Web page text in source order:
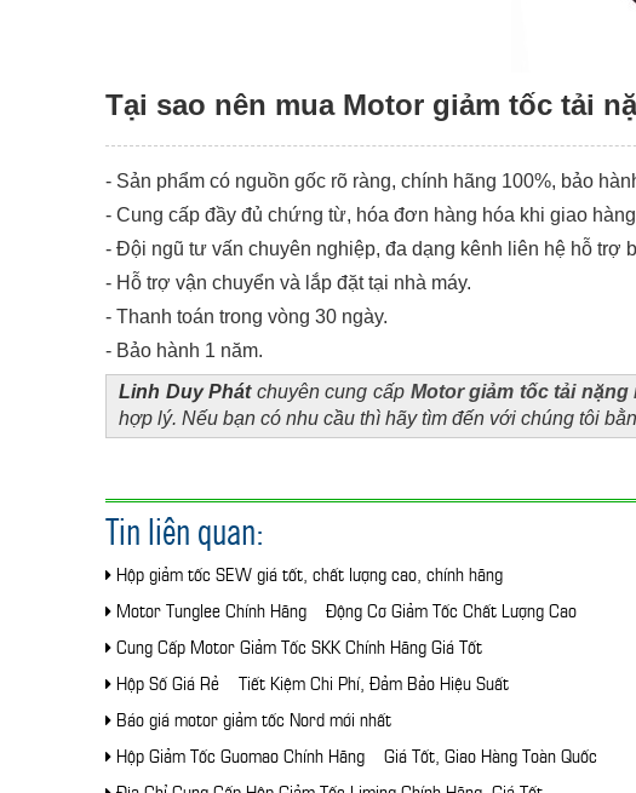
Tại sao nên mua Motor giảm tốc tải
- Sản phẩm có nguồn gốc rõ ràng, chính hãng 100%, bảo
- Cung cấp đầy đủ chứng từ, hóa đơn hàng hóa khi giao
- Đội ngũ tư vấn chuyên nghiệp, đa dạng kênh liên hệ hỗ trợ
- Hỗ trợ vận chuyển và lắp đặt tại nhà máy.
- Thanh toán trong vòng 30 ngày.
- Bảo hành 1 năm.
Linh Duy Phátchuyên cung cấp Motor giảm tốc tải nặng
hợp lý. Nếu bạn có nhu cầu thì hãy tìm đến với chúng tôi
Tin liên quan:
Hộp giảm tốc SEW giá tốt, chất lượng cao, chính hãng
Motor Tunglee Chính Hãng – Động Cơ Giảm Tốc Chất Lượng Cao
Cung Cấp Motor Giảm Tốc SKK Chính Hãng Giá Tốt
Hộp Số Giá Rẻ – Tiết Kiệm Chi Phí, Đảm Bảo Hiệu Suất
Báo giá motor giảm tốc Nord mới nhất
Hộp Giảm Tốc Guomao Chính Hãng – Giá Tốt, Giao Hàng Toàn Quốc